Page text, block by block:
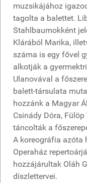
muzsikájához
tagolta a balettet.
Stahlbaumokként
Klárából Marika,
száma is egy fővel
alkotják a
Ulanovával a
balett-társulata
hozzánk a Magyar
Csinády Dóra,
táncolták a
A koreográfia azóta
Operaház
hozzájárultak Oláh
díszlettervei.